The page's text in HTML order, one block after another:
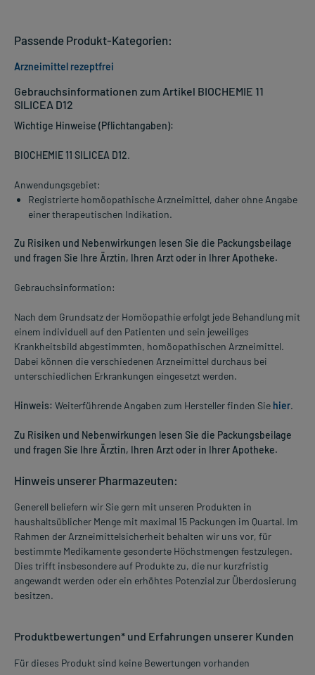
Gebrauchsinformationen zum Artikel BIOCHEMIE 11
SILICEA D12
Wichtige Hinweise (Pflichtangaben):
BIOCHEMIE 11 SILICEA D12.
Anwendungsgebiet:
Registrierte homöopathische Arzneimittel, daher ohne Angabe
einer therapeutischen Indikation.
Zu Risiken und Nebenwirkungen lesen Sie die Packungsbeilage
und fragen Sie Ihre Ärztin, Ihren Arzt oder in Ihrer Apotheke.
Gebrauchsinformation:
Nach dem Grundsatz der Homöopathie erfolgt jede Behandlung mit
einem individuell auf den Patienten und sein jeweiliges
Krankheitsbild abgestimmten, homöopathischen Arzneimittel.
Dabei können die verschiedenen Arzneimittel durchaus bei
unterschiedlichen Erkrankungen eingesetzt werden.
Hinweis: Weiterführende Angaben zum Hersteller finden Sie hier.
Zu Risiken und Nebenwirkungen lesen Sie die Packungsbeilage
und fragen Sie Ihre Ärztin, Ihren Arzt oder in Ihrer Apotheke.
Hinweis unserer Pharmazeuten:
Generell beliefern wir Sie gern mit unseren Produkten in
haushaltsüblicher Menge mit maximal 15 Packungen im Quartal. Im
Rahmen der Arzneimittelsicherheit behalten wir uns vor, für
bestimmte Medikamente gesonderte Höchstmengen festzulegen.
Dies trifft insbesondere auf Produkte zu, die nur kurzfristig
angewandt werden oder ein erhöhtes Potenzial zur Überdosierung
besitzen.
Produktbewertungen* und Erfahrungen unserer Kunden
Für dieses Produkt sind keine Bewertungen vorhanden
Passende Produkt-Kategorien:
Arzneimittel rezeptfrei